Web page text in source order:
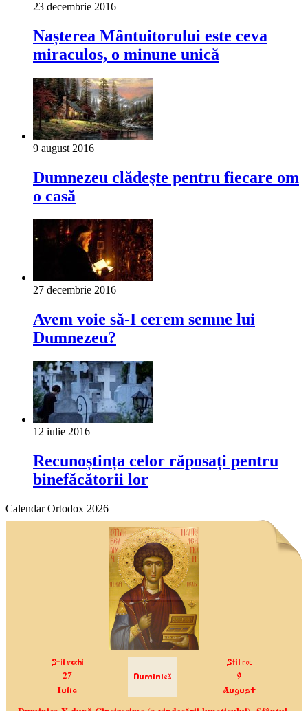
23 decembrie 2016
Nașterea Mântuitorului este ceva
miraculos, o minune unică
9 august 2016
Dumnezeu clădeşte pentru fiecare om
o casă
27 decembrie 2016
Avem voie să-I cerem semne lui
Dumnezeu?
12 iulie 2016
Recunoștința celor răposați pentru
binefăcătorii lor
Calendar Ortodox 2026